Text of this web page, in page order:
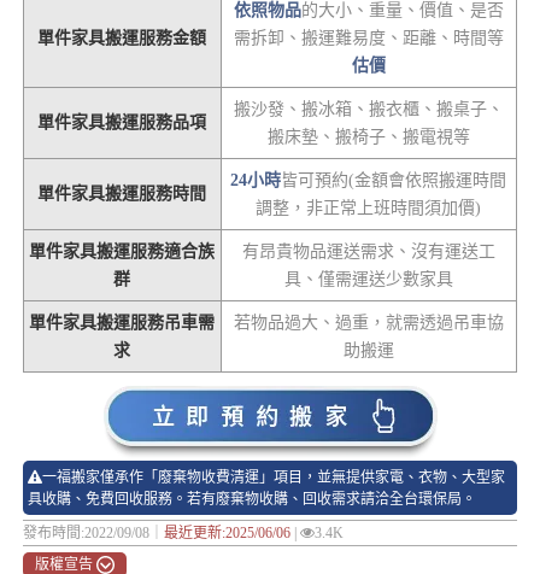
單件家具搬運服務金額
依照物品的大小、重量、價值、是否
需拆卸、搬運難易度、距離、時間等
估價
單件家具搬運服務品項
搬沙發、搬冰箱、搬衣櫃、搬桌子、
搬床墊、搬椅子、搬電視等
單件家具搬運服務時間
24小時皆可預約(金額會依照搬運時間
調整，非正常上班時間須加價)
單件家具搬運服務適合族
群
有昂貴物品運送需求、沒有運送工
具、僅需運送少數家具
單件家具搬運服務吊車需
求
若物品過大、過重，就需透過吊車協
助搬運
一福搬家僅承作「廢棄物收費清運」項目，並無提供家電、衣物、大型家
具收購、免費回收服務。若有廢棄物收購、回收需求請洽全台環保局。
發布時間:2022/09/08｜ 最近更新:2025/06/06|
3.4K
版權宣告